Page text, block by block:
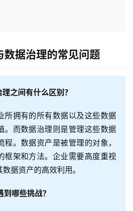
数据治理的常见问题
之间有什么区别？
所拥有的所有数据以及这些数据
。而数据治理则是管理这些数据
程。数据资产是被管理的对象，
框架和方法。企业需要高度重视
据资产的高效利用。
哪些挑战？